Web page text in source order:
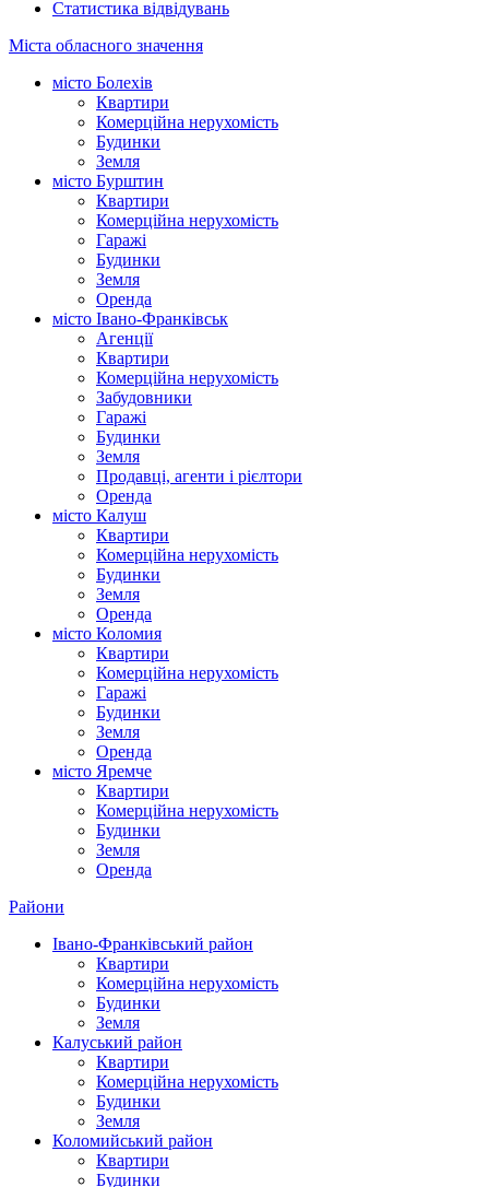
Статистика відвідувань
Міста обласного значення
місто Болехів
Квартири
Комерційна нерухомість
Будинки
Земля
місто Бурштин
Квартири
Комерційна нерухомість
Гаражі
Будинки
Земля
Оренда
місто Івано-Франківськ
Агенції
Квартири
Комерційна нерухомість
Забудовники
Гаражі
Будинки
Земля
Продавці, агенти і рієлтори
Оренда
місто Калуш
Квартири
Комерційна нерухомість
Будинки
Земля
Оренда
місто Коломия
Квартири
Комерційна нерухомість
Гаражі
Будинки
Земля
Оренда
місто Яремче
Квартири
Комерційна нерухомість
Будинки
Земля
Оренда
Райони
Івано-Франківський район
Квартири
Комерційна нерухомість
Будинки
Земля
Калуський район
Квартири
Комерційна нерухомість
Будинки
Земля
Коломийський район
Квартири
Будинки